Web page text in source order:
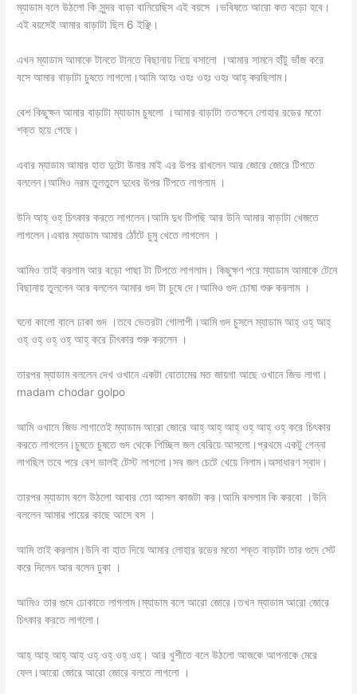
ম্যাডাম বলে উঠলো কি সুন্দর বাড়া বানিয়েছিস এই বয়সে ।ভবিষতে আরো কত বড়ো হবে।
এই বয়সেই আমার বাড়াটা ছিল 6 ইঞ্ছি।
এখন ম্যাডাম আমাকে টানতে টানতে বিছানায় নিয়ে বসালো ।আমার সামনে হাঁটু ভাঁজ করে
বসে আমার বাড়াটা চুষতে লাগলো।আমি আহঃ ওহঃ ওহঃ ওহঃ আহ্ করছিলাম।
বেশ কিছুক্ষন আমার বাড়াটা ম্যাডাম চুষলো ।আমার বাড়াটা ততক্ষনে লোহার রডের মতো
শক্ত হয়ে গেছে।
এবার ম্যাডাম আমার হাত দুটো উনার মাই এর উপর রাখলেন আর জোরে জোরে টিপতে
বললেন।আমিও নরম তুলতুলে দুধের উপর টিপতে লাগলাম ।
উনি আ‌‌হ্ ওহ্ চিৎকার করতে লাগলেন।আমি দুধ টিপছি আর উনি আমার বাড়াটা খেজতে
লাগলেন।এবার ম্যাডাম আমার ঠোঁটে চুমু খেতে লাগলেন ।
আমিও তাই করলাম আর বড়ো পাছা টা টিপতে লাগলাম। কিছুক্ষণ পরে ম্যাডাম আমাকে টেনে
বিছানায় তুললেন আর বললেন আমার গুদ টা চুষে দে।আমিও গুদ চোষা শুরু করলাম ।
ঘনো কালো বালে ঢাকা গুদ ।তবে ভেতরটা গোলাপী।আমি গুদ চুসলে ম্যাডাম আহ্ ওহ্ আহ্
ওহ্ ওহ্ ওহ্ ওহ্ আহ্ করে চীৎকার শুরু করলেন ।
তারপর ম্যাডাম বললেন দেখ ওখানে একটা বোতামের মত জায়গা আছে ওখানে জিভ লাগা।
madam chodar golpo
আমি ওখানে জিভ লাগাতেই ম্যাডাম আরো জোরে আহ্ আহ্ আহ্ ওহ্ আহ্ ওহ্ করে চিৎকার
করতে লাগলেন।চুষতে চুষতে গুদ থেকে পিচ্ছিল জল বেরিয়ে আসলো।প্রথমে একটু গেন্না
লাগছিল তবে পরে বেশ ভালই টেস্ট লাগলো।সব জল চেটে খেয়ে নিলাম।অসাধারণ স্বাদ।
তারপর ম্যাডাম বলে উঠলো আবার তো আসল কাজটা কর।আমি বললাম কি করবো ।উনি
বললেন আমার পায়ের কাছে আসে বস ।
আমি তাই করলাম।উনি বা হাত দিয়ে আমার লোহার রডের মতো শক্ত বাড়াটা তার গুদে সেট
করে দিলেন আর বলেন ঢুকা ।
আমিও তার গুদে ঢোকাতে লাগলাম।ম্যাডাম বলে আরো জোরে।তখন ম্যাডাম আরো জোরে
চিৎকার করতে লাগলো।
আহ্ আহ্ আহ্ আহ্ ওহ্ ওহ্ ওহ্ ওহ্। আর খুশীতে বলে উঠলো আজকে আপনাকে মেরে
ফেল।আরো জোরে আরো জোরে বলতে লাগলো ।